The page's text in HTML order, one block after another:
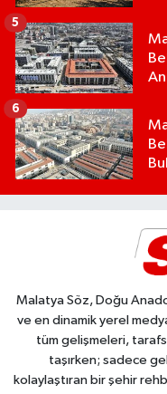
5
6
Malatya Söz, Doğu
ve en dinamik yerel
tüm gelişmeleri,
taşırken; sadece
kolaylaştıran bir şehir